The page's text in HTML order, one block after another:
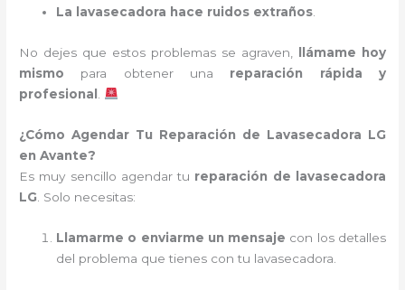
La lavasecadora hace ruidos extraños.
No dejes que estos problemas se agraven,
llámame hoy
mismo para obtener una reparación rápida y
profesional
¿Cómo Agendar Tu Reparación de Lavasecadora LG
en Avante?
Es muy sencillo agendar tu reparación de lavasecadora
LG . Solo necesitas:
Llamarme o enviarme un mensaje con los detalles
del problema que tienes con tu lavasecadora.